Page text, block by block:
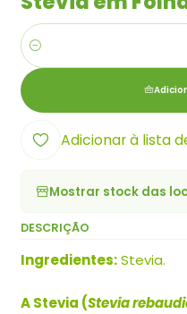
Quantidade
Adicionar à lista
Mostrar stock das
DESCRIÇÃO
Ingredientes:Stevia.
A Stevia (Stevia